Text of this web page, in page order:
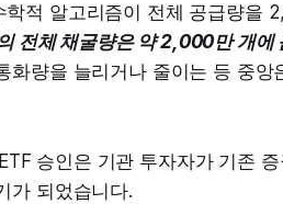
적 알고리즘이 전체 공급량을
전체 채굴량은 약 2,000만 개에
화량을 늘리거나 줄이는 등 중
승인은 기관 투자자가 기존
가 되었습니다.